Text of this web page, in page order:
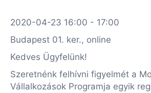
2020-04-23 16:00 - 17:00
Budapest 01. ker., online
Kedves Ügyfelünk!
Szeretnénk felhívni figyelmét a
Vállalkozások Programja egyik